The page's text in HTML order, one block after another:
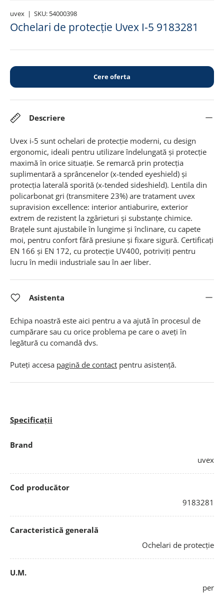
uvex | SKU: 54000398
Ochelari de protecție Uvex I-5 9183281
Cere oferta
Descriere
Uvex i-5 sunt ochelari de protecție moderni, cu design
ergonomic, ideali pentru utilizare îndelungată și protecție
maximă în orice situație. Se remarcă prin protecția
suplimentară a sprâncenelor (x-tended eyeshield) și
protecția laterală sporită (x-tended sideshield). Lentila din
policarbonat gri (transmitere 23%) are tratament uvex
supravision excellence: interior antiaburire, exterior
extrem de rezistent la zgârieturi și substanțe chimice.
Brațele sunt ajustabile în lungime și înclinare, cu capete
moi, pentru confort fără presiune și fixare sigură. Certificați
EN 166 și EN 172, cu protecție UV400, potriviți pentru
lucru în medii industriale sau în aer liber.
Asistenta
Echipa noastră este aici pentru a va ajută în procesul de
cumpărare sau cu orice problema pe care o aveți în
legătură cu comandă dvs.
Puteți accesa pagină de contact pentru asistență.
Specificații
Brand
uvex
Cod producător
9183281
Caracteristică generală
Ochelari de protecție
U.M.
per